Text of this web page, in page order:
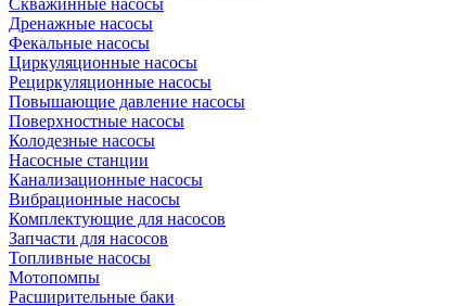
Скважинные насосы
Дренажные насосы
Фекальные насосы
Циркуляционные насосы
Рециркуляционные насосы
Повышающие давление насосы
Поверхностные насосы
Колодезные насосы
Насосные станции
Канализационные насосы
Вибрационные насосы
Комплектующие для насосов
Запчасти для насосов
Топливные насосы
Мотопомпы
Расширительные баки